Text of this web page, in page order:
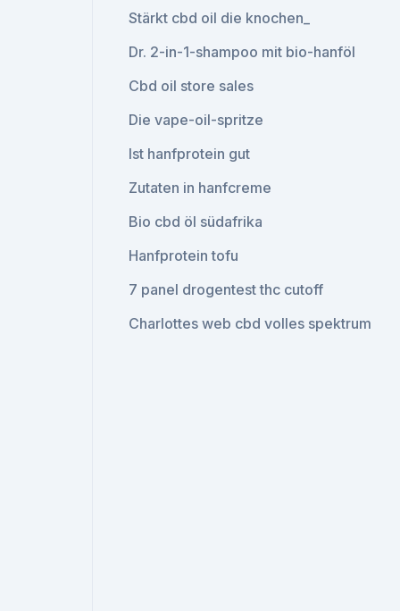
Stärkt cbd oil die knochen_
Dr. 2-in-1-shampoo mit bio-hanföl
Cbd oil store sales
Die vape-oil-spritze
Ist hanfprotein gut
Zutaten in hanfcreme
Bio cbd öl südafrika
Hanfprotein tofu
7 panel drogentest thc cutoff
Charlottes web cbd volles spektrum